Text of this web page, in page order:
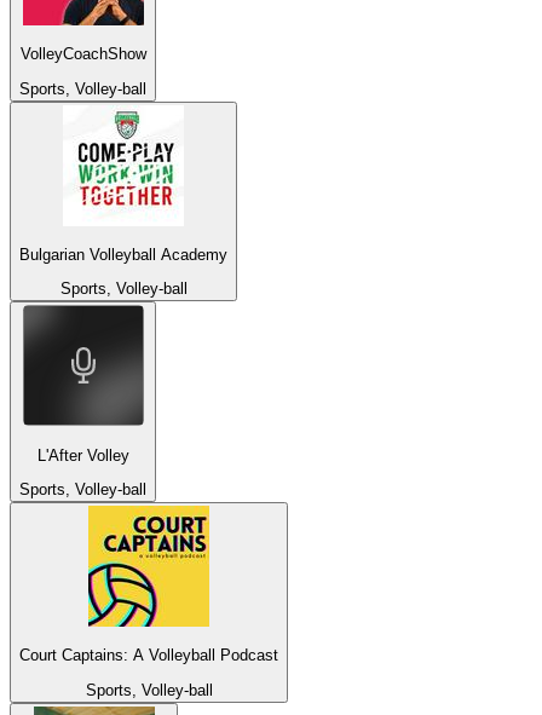
VolleyCoachShow
Sports, Volley-ball
Bulgarian Volleyball Academy
Sports, Volley-ball
L'After Volley
Sports, Volley-ball
Court Captains: A Volleyball Podcast
Sports, Volley-ball